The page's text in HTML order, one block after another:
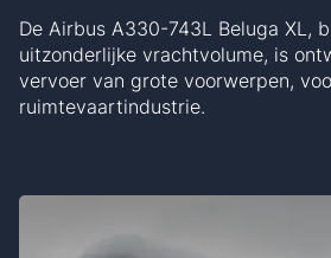
De Airbus A330-743L Beluga XL,
uitzonderlijke vrachtvolume, is
vervoer van grote voorwerpen,
ruimtevaartindustrie.